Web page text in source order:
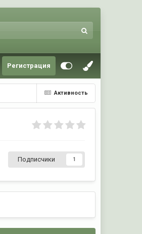
Регистрация
Активность
Подписчики 1